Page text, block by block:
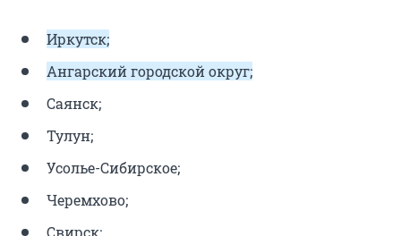
Иркутск;
Ангарский городской округ;
Саянск;
Тулун;
Усолье-Сибирское;
Черемхово;
Свирск;